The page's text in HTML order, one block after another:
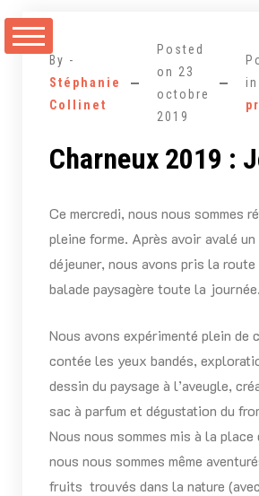
au
By -
Stéphanie
Collinet
Posted
on 23
octobre
2019
in
Charneux 2019 :
Ce mercredi, nous nous sommes
pleine forme. Après avoir avalé
déjeuner, nous avons pris la route
balade paysagère toute la journée.
Nous avons expérimenté plein de
contée les yeux bandés,
dessin du paysage à l’aveugle,
sac à parfum et dégustation du
Nous nous sommes mis à la
nous nous sommes même
fruits trouvés dans la nature